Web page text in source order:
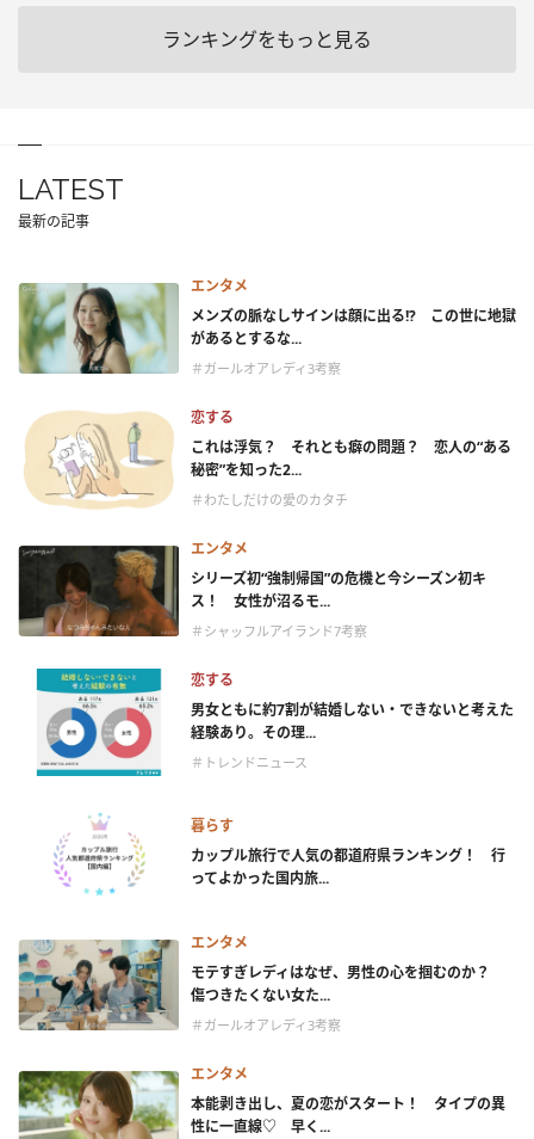
ランキングをもっと見る
LATEST
最新の記事
エンタメ
メンズの脈なしサインは顔に出る!? この世に地獄
があるとするな...
＃ガールオアレディ3考察
恋する
これは浮気？ それとも癖の問題？ 恋人の“ある
秘密”を知った2...
＃わたしだけの愛のカタチ
エンタメ
シリーズ初“強制帰国”の危機と今シーズン初キ
ス！ 女性が沼るモ...
＃シャッフルアイランド7考察
恋する
男女ともに約7割が結婚しない・できないと考えた
経験あり。その理...
＃トレンドニュース
暮らす
カップル旅行で人気の都道府県ランキング！ 行
ってよかった国内旅...
エンタメ
モテすぎレディはなぜ、男性の心を掴むのか？
傷つきたくない女た...
＃ガールオアレディ3考察
エンタメ
本能剥き出し、夏の恋がスタート！ タイプの異
性に一直線♡ 早く...